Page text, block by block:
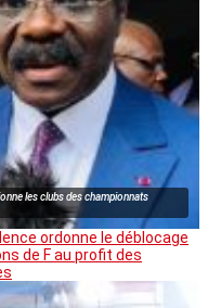
les clubs des championnats
ordonne le déblocage
de F au profit des